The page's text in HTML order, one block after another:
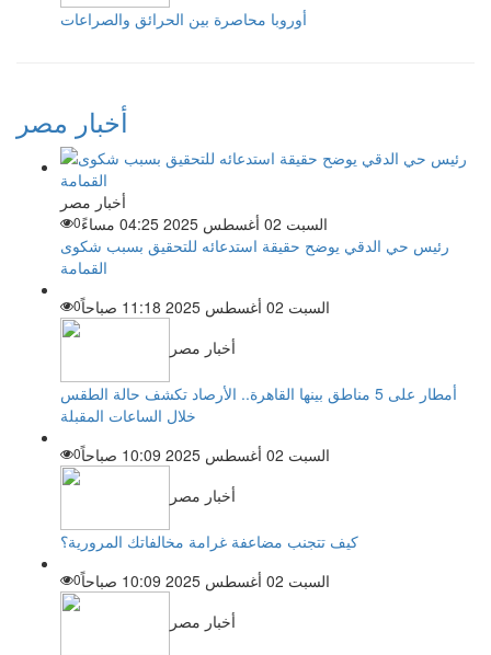
أوروبا محاصرة بين الحرائق والصراعات
أخبار مصر
أخبار مصر
السبت 02 أغسطس 2025 04:25 مساءً
0
رئيس حي الدقي يوضح حقيقة استدعائه للتحقيق بسبب شكوى
القمامة
السبت 02 أغسطس 2025 11:18 صباحاً
0
أخبار مصر
أمطار على 5 مناطق بينها القاهرة.. الأرصاد تكشف حالة الطقس
خلال الساعات المقبلة
السبت 02 أغسطس 2025 10:09 صباحاً
0
أخبار مصر
كيف تتجنب مضاعفة غرامة مخالفاتك المرورية؟
السبت 02 أغسطس 2025 10:09 صباحاً
0
أخبار مصر